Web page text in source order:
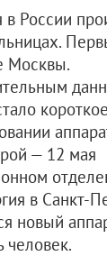
в России
Москвы.
— 12 мая
в Санкт-
новый
человек.